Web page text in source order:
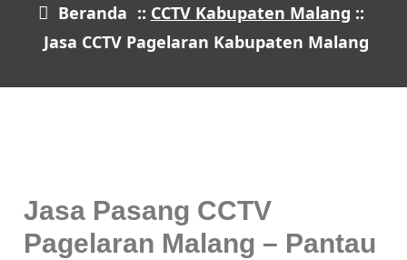
Beranda :: CCTV Kabupaten Malang ::
Jasa CCTV Pagelaran Kabupaten Malang
Jasa Pasang CCTV
Pagelaran Malang – Pantau